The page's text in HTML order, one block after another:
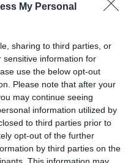
My Personal
sharing to third parties, or
sensitive information for
use the below opt-out
Please note that after your
may continue seeing
information utilized by
to third parties prior to
opt-out of the further
by third parties on the
Nagy megtiszteltetést
élményt kínálhatunk
fel a díjnyertes
vetített filmmel
számára feledhetetlen
alapító tagja és a Harry
producere hozzátette:
egyet jelent az
a teljes filmet kísérő,
a közönség újra